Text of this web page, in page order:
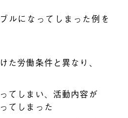
ルになってしまった例を
た労働条件と異なり、
てしまい、活動内容が
てしまった